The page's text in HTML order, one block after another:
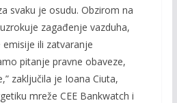
svaku je osudu. Obzirom na
zagađenje vazduha,
ili zatvaranje
pitanje pravne obaveze,
zaključila je Ioana Ciuta,
mreže CEE Bankwatch i